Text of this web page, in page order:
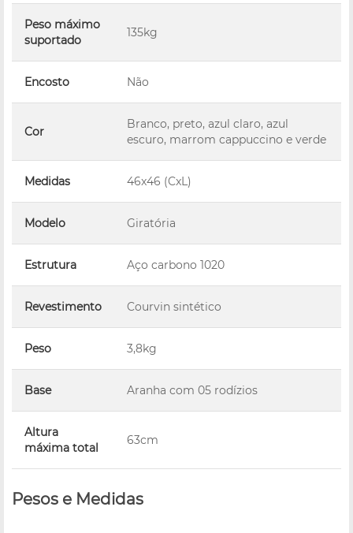
Peso máximo
suportado
135kg
Encosto Não
Cor
Branco, preto, azul claro, azul
escuro, marrom cappuccino e verde
Medidas 46x46 (CxL)
Modelo Giratória
Estrutura Aço carbono 1020
Revestimento Courvin sintético
Peso 3,8kg
Base Aranha com 05 rodízios
Altura
máxima total
63cm
Pesos e Medidas